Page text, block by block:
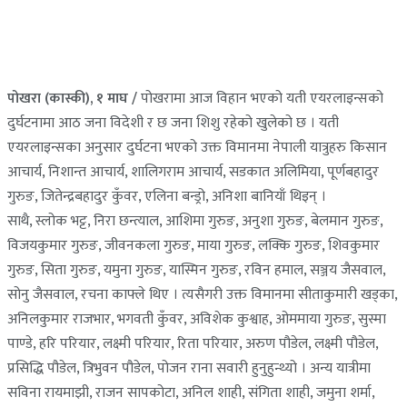
पोखरा (कास्की), १ माघ /पोखरामा आज विहान भएको यती एयरलाइन्सको
दुर्घटनामा आठ जना विदेशी र छ जना शिशु रहेको खुलेको छ । यती
एयरलाइन्सका अनुसार दुर्घटना भएको उक्त विमानमा नेपाली यात्रुहरु किसान
आचार्य, निशान्त आचार्य, शालिगराम आचार्य, सडकात अलिमिया, पूर्णबहादुर
गुरुङ, जितेन्द्रबहादुर कुँवर, एलिना बन्ड्रो, अनिशा बानियाँ थिइन् ।
साथै, स्लोक भट्ट, निरा छन्त्याल, आशिमा गुरुङ, अनुशा गुरुङ, बेलमान गुरुङ,
विजयकुमार गुरुङ, जीवनकला गुरुङ, माया गुरुङ, लक्कि गुरुङ, शिवकुमार
गुरुङ, सिता गुरुङ, यमुना गुरुङ, यास्मिन गुरुङ, रविन हमाल, सञ्जय जैसवाल,
सोनु जैसवाल, रचना काफ्ले थिए । त्यसैगरी उक्त विमानमा सीताकुमारी खड्का,
अनिलकुमार राजभार, भगवती कुँवर, अविशेक कुश्वाह, ओममाया गुरुङ, सुस्मा
पाण्डे, हरि परियार, लक्ष्मी परियार, रिता परियार, अरुण पौडेल, लक्ष्मी पौडेल,
प्रसिद्धि पौडेल, त्रिभुवन पौडेल, पोजन राना सवारी हुनुहुन्थ्यो । अन्य यात्रीमा
सविना रायमाझी, राजन सापकोटा, अनिल शाही, संगिता शाही, जमुना शर्मा,